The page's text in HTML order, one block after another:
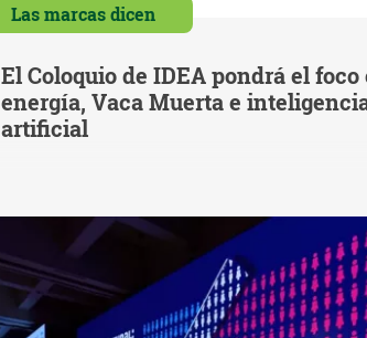
Las marcas dicen
El Coloquio de IDEA pondrá el foco
energía, Vaca Muerta e
artificial